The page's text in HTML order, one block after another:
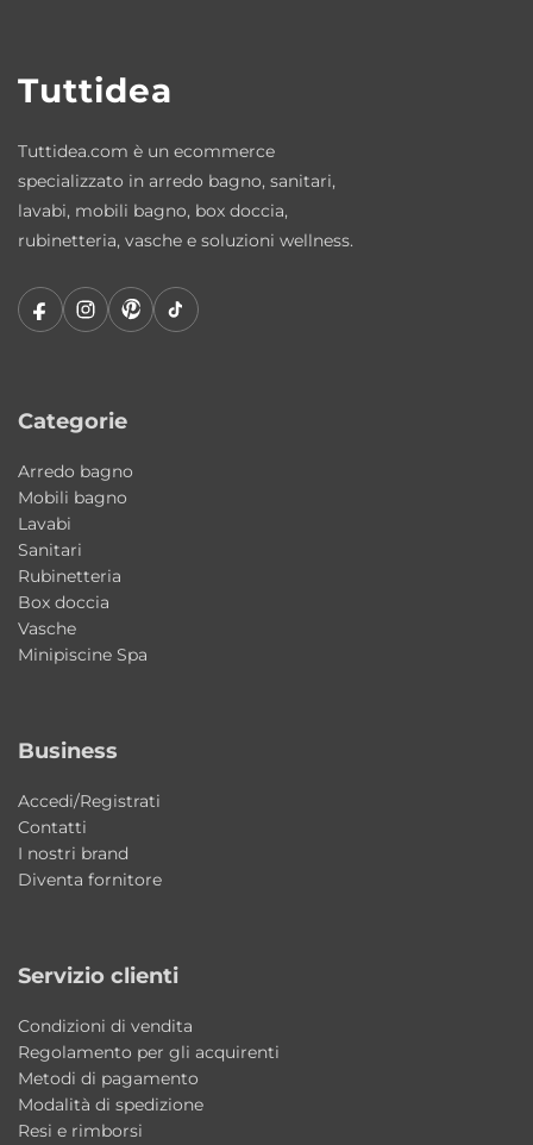
Brand: Galassia
Installazione: da appoggio
Dimensioni: 65x45xH11 cm
Finiture disponibili: Bianco, Bianco Matt,
Nero Matt, Grigio Matt, Sabbia
Una soluzione elegante e funzionale che
combina design contemporaneo, comfort
d’uso e qualità ceramica Made in Italy, ideale
per bagni moderni e raffinati.
Il lavabo è adatto a un uso quotidiano
ceramica lo rendono perfetto per un utilizzo
Il piano rubinetteria è integrato?
Sì, il lavabo è dotato di piano rubinetteria
La ceramica è resistente e facile da pulire?
garantire igiene, resistenza e facilità di
manutenzione.
Tuttidea
Tuttidea.com è un ecommerce
specializzato in arredo bagno, sanitari,
lavabi, mobili bagno, box doccia,
rubinetteria, vasche e soluzioni wellness.
Categorie
Arredo bagno
Mobili bagno
Lavabi
Sanitari
Rubinetteria
Box doccia
Vasche
Minipiscine Spa
Business
Accedi/Registrati
Contatti
I nostri brand
Diventa fornitore
Servizio clienti
Condizioni di vendita
Regolamento per gli acquirenti
Metodi di pagamento
Modalità di spedizione
Resi e rimborsi